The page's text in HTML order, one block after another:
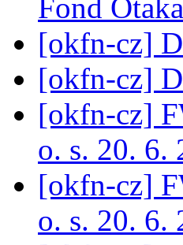
Fond
[okfn-cz]
[okfn-cz]
[okfn-cz]
o. s. 20. 6.
[okfn-cz]
o. s. 20. 6.